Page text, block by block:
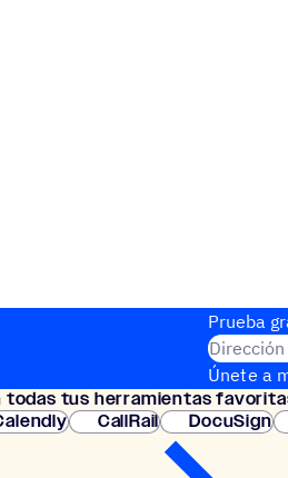
Prueba
Únete a
todas tus herramientas
CallRail DocuSign